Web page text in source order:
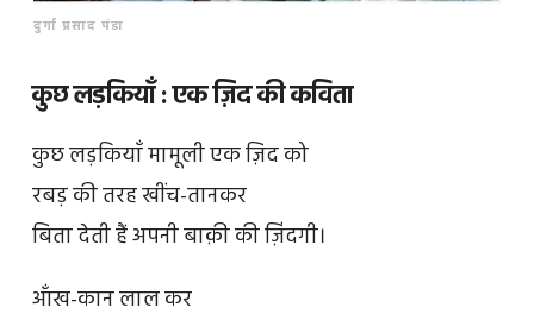
दुर्गा प्रसाद पंडा
कुछ लड़कियाँ : एक ज़िद की कविता
कुछ लड़कियाँ मामूली एक ज़िद को
रबड़ की तरह खींच-तानकर
बिता देती हैं अपनी बाक़ी की ज़िंदगी।
आँख-कान लाल कर